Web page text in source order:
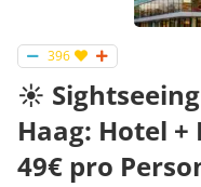
396
☀️
Haag: Hotel
49€ pro